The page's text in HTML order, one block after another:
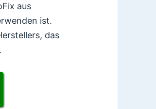
aus
ist.
das